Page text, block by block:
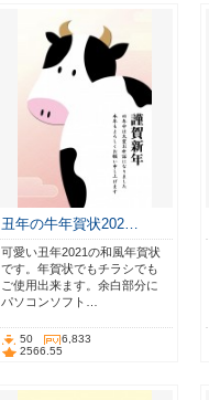
丑年の牛年賀状202…
可愛い丑年2021の和風年賀状
です。年賀状でもチラシでも
ご使用出来ます。余白部分に
パソコンソフト…
50
6,833
2566.55